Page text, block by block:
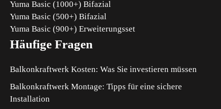
Yuma Basic (1000+) Bifazial
Yuma Basic (500+) Bifazial
Yuma Basic (900+) Erweiterungsset
Häufige Fragen
Balkonkraftwerk Kosten: Was Sie investieren müssen
Balkonkraftwerk Montage: Tipps für eine sichere
Installation